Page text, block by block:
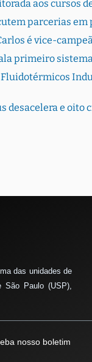
aos cursos
parcerias
é vice-
primeiro
desacelera e oito
das unidades de
Paulo (USP),
nosso boletim